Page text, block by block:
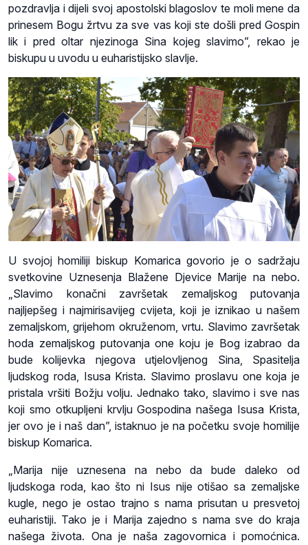
pozdravlja i dijeli svoj apostolski blagoslov te moli mene da
prinesem Bogu žrtvu za sve vas koji ste došli pred Gospin
lik i pred oltar njezinoga Sina kojeg slavimo”, rekao je
biskupu u uvodu u euharistijsko slavlje.
U svojoj homiliji biskup Komarica govorio je o sadržaju
svetkovine Uznesenja Blažene Djevice Marije na nebo.
„Slavimo konačni završetak zemaljskog putovanja
najljepšeg i najmirisavijeg cvijeta, koji je iznikao u našem
zemaljskom, grijehom okruženom, vrtu. Slavimo završetak
hoda zemaljskog putovanja one koju je Bog izabrao da
bude kolijevka njegova utjelovljenog Sina, Spasitelja
ljudskog roda, Isusa Krista. Slavimo proslavu one koja je
pristala vršiti Božju volju. Jednako tako, slavimo i sve nas
koji smo otkupljeni krvlju Gospodina našega Isusa Krista,
jer ovo je i naš dan”, istaknuo je na početku svoje homilije
biskup Komarica.
„Marija nije uznesena na nebo da bude daleko od
ljudskoga roda, kao što ni Isus nije otišao sa zemaljske
kugle, nego je ostao trajno s nama prisutan u presvetoj
euharistiji. Tako je i Marija zajedno s nama sve do kraja
našega života. Ona je naša zagovornica i pomoćnica.